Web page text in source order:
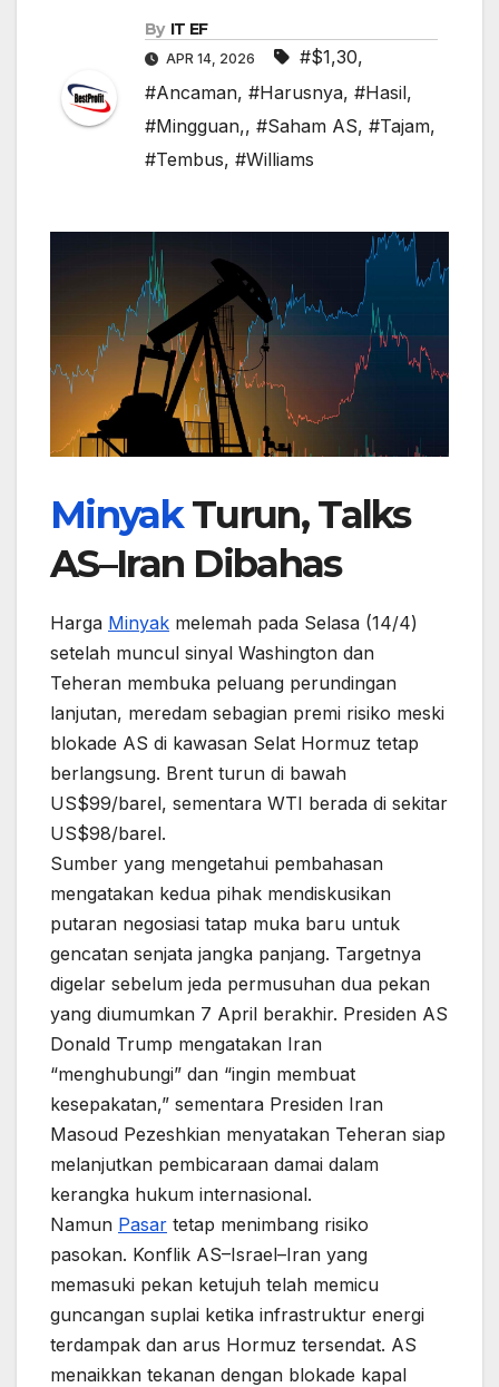
By IT EF
APR 14, 2026 #$1,30,
#Ancaman, #Harusnya, #Hasil,
#Mingguan,, #Saham AS, #Tajam,
#Tembus, #Williams
MinyakTurun, Talks
AS–Iran Dibahas
Harga Minyak melemah pada Selasa (14/4)
setelah muncul sinyal Washington dan
Teheran membuka peluang perundingan
lanjutan, meredam sebagian premi risiko meski
blokade AS di kawasan Selat Hormuz tetap
berlangsung. Brent turun di bawah
US$99/barel, sementara WTI berada di sekitar
US$98/barel.
Sumber yang mengetahui pembahasan
mengatakan kedua pihak mendiskusikan
putaran negosiasi tatap muka baru untuk
gencatan senjata jangka panjang. Targetnya
digelar sebelum jeda permusuhan dua pekan
yang diumumkan 7 April berakhir. Presiden AS
Donald Trump mengatakan Iran
“menghubungi” dan “ingin membuat
kesepakatan,” sementara Presiden Iran
Masoud Pezeshkian menyatakan Teheran siap
melanjutkan pembicaraan damai dalam
kerangka hukum internasional.
Namun Pasar tetap menimbang risiko
pasokan. Konflik AS–Israel–Iran yang
memasuki pekan ketujuh telah memicu
guncangan suplai ketika infrastruktur energi
terdampak dan arus Hormuz tersendat. AS
menaikkan tekanan dengan blokade kapal